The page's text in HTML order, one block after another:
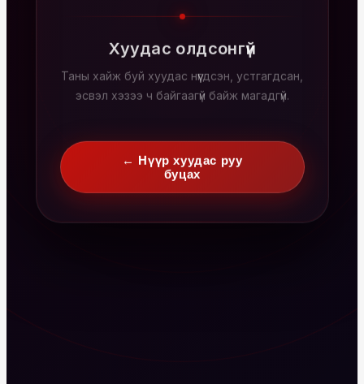
Хуудас олдсонгүй
Таны хайж буй хуудас нүүгдсэн, устгагдсан,
эсвэл хэзээ ч байгаагүй байж магадгүй.
← Нүүр хуудас руу
буцах